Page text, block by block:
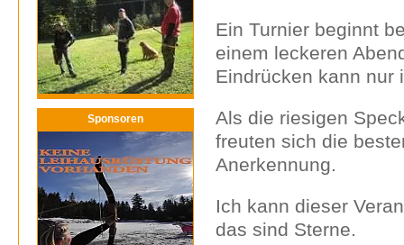
Sponsoren
Ein Turnier beginnt
einem leckeren
Eindrücken kann
Als die riesigen
freuten sich die
Anerkennung.
Ich kann dieser
das sind Sterne.